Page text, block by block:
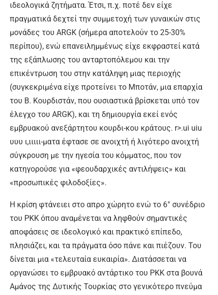
ιδεολογικά ζητήματα. Έτσι, π.χ. ποτέ δεν είχε
πραγματικά δεχτεί την συμμετοχή των γυναικών στις
μονάδες του ARGK (σήμερα αποτελούν το 25-30%
περίπου), ενώ επανειλημμένως είχε εκφραστεί κατά
της εξάπλωσης του ανταρτοπόλεμου και την
επικέντρωση του στην κατάληψη μιας περιοχής
(συγκεκριμένα είχε προτείνει το Μποτάν, μια επαρχία
του Β. Κουρδιστάν, που ουσιαστικά βρίσκεται υπό τον
έλεγχο του ARGK), και τη δημιουργία εκεί ενός
εμβρυακού ανεξάρτητου κουρδι-κου κράτους. r>.ui uiu
υυυ ι,ιιιιι-ματα έφτασε σε ανοιχτή ή λιγότερο ανοιχτή
σύγκρουση με την ηγεσία του κόμματος, που τον
κατηγορούσε για «φεουδαρχικές αντιλήψεις» και
«προσωπικές φιλοδοξίες».
Η κρίση φτάνειει στο απρο χώρητο ενώ το 6° συνέδριο
του ΡΚΚ όπου αναμένεται να ληφθούν σημαντικές
αποφάσεις σε ιδεολογικό και πρακτικό επίπεδο,
πλησιάζει, και τα πράγματα όσο πάνε και πιέζουν. Του
δίνεται μια «τελευταία ευκαιρία». Διατάσσεται να
οργανώσει το εμβρυακό αντάρτικο του ΡΚΚ στα βουνά
Αμάνος της Δυτικής Τουρκίας στο γενικότερο πνεύμα